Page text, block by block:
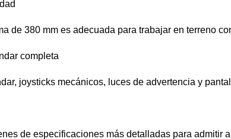
de 380 mm es adecuada para trabajar en terreno
completa
joysticks mecánicos, luces de advertencia y
de especificaciones más detalladas para